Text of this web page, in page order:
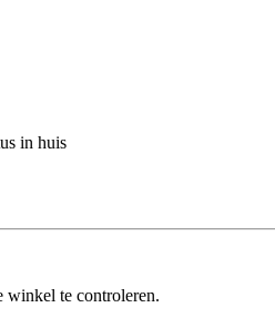
in huis
winkel te controleren.